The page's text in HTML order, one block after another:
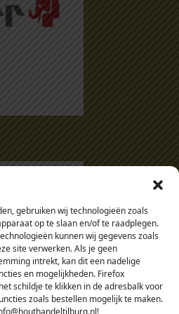
gebruiken wij technologieën zoals
op te slaan en/of te raadplegen.
kunnen wij gegevens zoals
site verwerken. Als je geen
intrekt, kan dit een nadelige
en mogelijkheden. Firefox
schildje te klikken in de adresbalk voor
zoals bestellen mogelijk te maken.